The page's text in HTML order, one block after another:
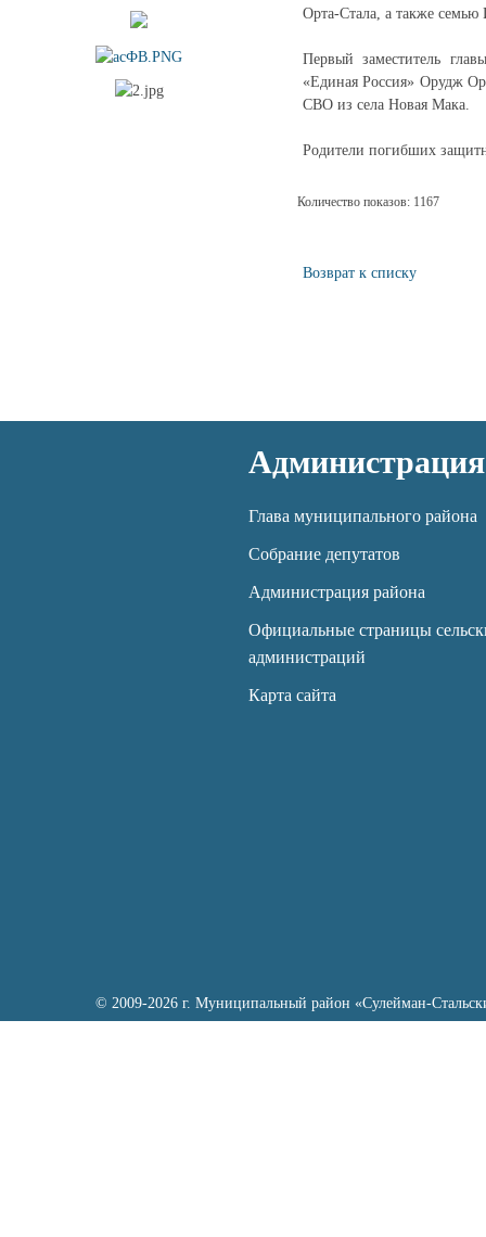
Орта-Стала, а также семью
Первый заместитель
«Единая Россия» Орудж
СВО из села Новая Мака.
Родители погибших
Количество показов: 1167
Возврат к списку
Администрация
Глава муниципального района
Собрание депутатов
Администрация района
Официальные страницы
администраций
Карта сайта
© 2009-2026 г. Муниципальный район «Сулейман-